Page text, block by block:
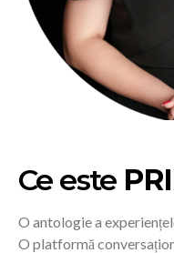
Ce este
O antologie a
O platformă